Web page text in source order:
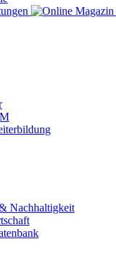
Nachhaltigkeit